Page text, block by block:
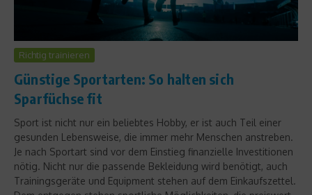
Richtig trainieren
Günstige Sportarten: So halten sich
Sparfüchse fit
Sport ist nicht nur ein beliebtes Hobby, er ist auch Teil einer
gesunden Lebensweise, die immer mehr Menschen anstreben.
Je nach Sportart sind vor dem Einstieg finanzielle Investitionen
nötig. Nicht nur die passende Bekleidung wird benötigt, auch
Trainingsgeräte und Equipment stehen auf dem Einkaufszettel.